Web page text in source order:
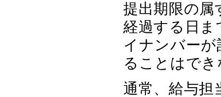
提出期限の属
経過する日
イナンバー
ることはで
通常、給与担